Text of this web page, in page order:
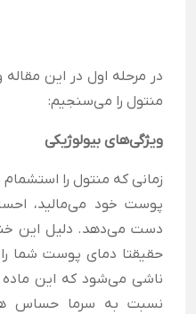
در مرحله اول در این
منتول را می‌سنجیم:
ویژگی‌های بیولوژیکی
زمانی که منتول را
پوست خود می‌مالید،
دست می‌دهد. دلیل این
حقیقتا دمای پوست شما
ناشی می‌شود که این
نسبت به سرما حساس